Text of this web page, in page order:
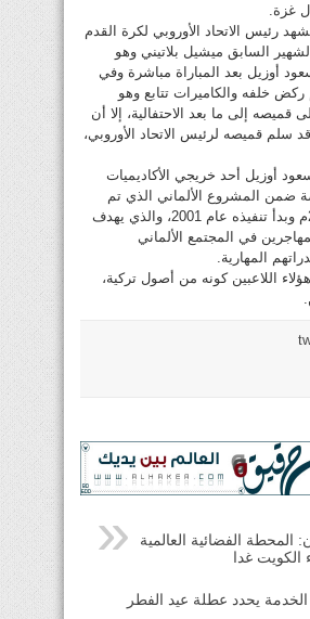
غزة.
رئيس الاتحاد الأوروبي لكرة القدم
السابق ميشيل بلاتيني وهو
أوزيل بعد المباراة مباشرة وفي
ركض خلفه والكاميرات تتابع وهو
قميصه إلى ما بعد الاحتفالية، إلا أن
سلم قميصه لرئيس الاتحاد الأوروبي،
أوزيل أحد خريجي الأكاديميات
ضمن المشروع الألماني الذي تم
إقراره عام 2000م وبدأ تنفيذه عام 2001، والذي يهدف
في المجتمع الألماني
المهارية.
اللاعبين كونه من أصول تركية،
المحطة الفضائية العالمية
غدا
الخدمة يحدد عطلة عيد الفطر